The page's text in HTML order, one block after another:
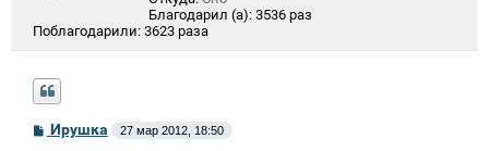
Благодарил (а): 3536 раз
Поблагодарили: 3623 раза
С
о
Ирушка 27 мар 2012, 18:50